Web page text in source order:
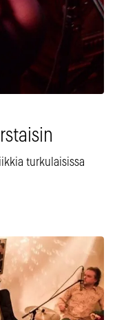
turkulaisissa